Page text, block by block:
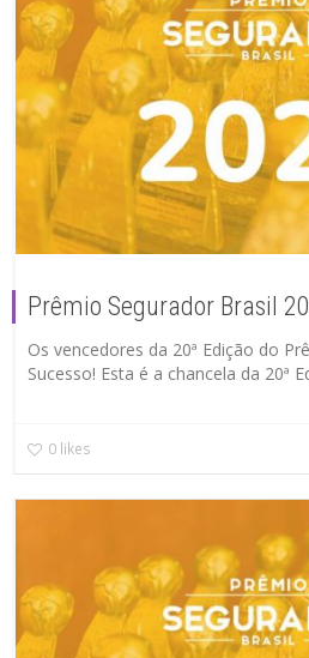
Prêmio Segurador Brasil
Os vencedores da 20ª Edição do
Sucesso! Esta é a chancela da 20ª
0 likes